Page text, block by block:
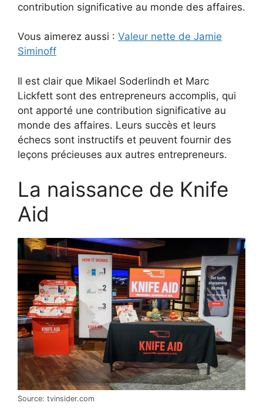
contribution significative au monde des affaires.
Vous aimerez aussi : Valeur nette de Jamie
Siminoff
Il est clair que Mikael Soderlindh et Marc
Lickfett sont des entrepreneurs accomplis, qui
ont apporté une contribution significative au
monde des affaires. Leurs succès et leurs
échecs sont instructifs et peuvent fournir des
leçons précieuses aux autres entrepreneurs.
La naissance de Knife
Aid
Source: tvinsider.com